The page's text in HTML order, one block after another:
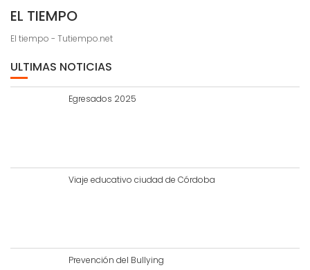
EL TIEMPO
El tiempo - Tutiempo.net
ULTIMAS NOTICIAS
Egresados 2025
Viaje educativo ciudad de Córdoba
Prevención del Bullying